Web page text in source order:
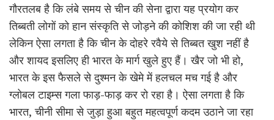
गौरतलब है कि लंबे समय से चीन की सेना द्वारा यह प्रयोग कर
तिब्बती लोगों को हान संस्कृति से जोड़ने की कोशिश की जा रही थी
लेकिन ऐसा लगता है कि चीन के दोहरे रवैये से तिब्बत खुश नहीं है
और शायद इसलिए ही भारत के मार्ग खुले हुए हैं। खैर जो भी हो,
भारत के इस फैसले से दुश्मन के खेमे में हलचल मच गई है और
ग्लोबल टाइम्स गला फाड़-फाड़ कर रो रहा है। ऐसा लगता है कि
भारत, चीनी सीमा से जुड़ा हुआ बहुत महत्वपूर्ण कदम उठाने जा रहा